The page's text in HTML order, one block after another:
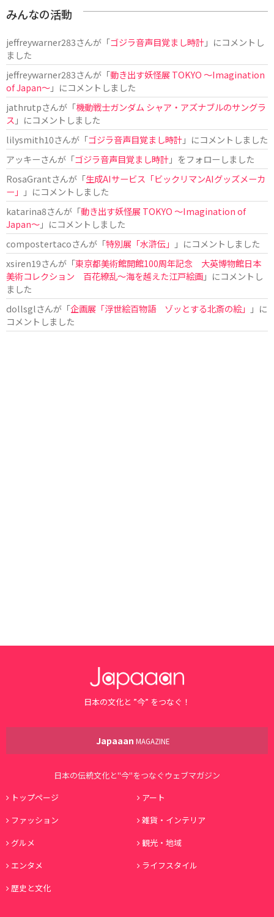
みんなの活動
jeffreywarner283さんが「ゴジラ音声目覚まし時計」にコメントし
ました
jeffreywarner283さんが「動き出す妖怪展 TOKYO 〜Imagination
of Japan〜」にコメントしました
jathrutpさんが「機動戦士ガンダム シャア・アズナブルのサングラ
ス 」にコメントしました
lilysmith10さんが「ゴジラ音声目覚まし時計」にコメントしました
アッキーさんが「ゴジラ音声目覚まし時計」をフォローしました
RosaGrantさんが「生成AIサービス「ビックリマンAIグッズメーカ
ー」
」にコメントしました
katarina8さんが「動き出す妖怪展 TOKYO 〜Imagination of
Japan〜」にコメントしました
compostertacoさんが「特別展「水滸伝」
」にコメントしました
xsiren19さんが「東京都美術館開館100周年記念 大英博物館日本
美術コレクション 百花繚乱～海を越えた江戸絵画」にコメントし
ました
dollsglさんが「企画展「浮世絵百物語 ゾッとする北斎の絵」
」に
コメントしました
日本の文化と ”今” をつなぐ！
Japaaan MAGAZINE
日本の伝統文化と"今"をつなぐウェブマガジン
トップページ
アート
ファッション
雑貨・インテリア
グルメ
観光・地域
エンタメ
ライフスタイル
歴史と文化